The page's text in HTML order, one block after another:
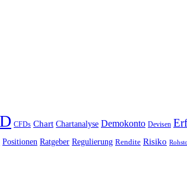
CFDs Chart Chartanalyse Demokonto Devisen
Positionen Ratgeber Regulierung Rendite Risiko